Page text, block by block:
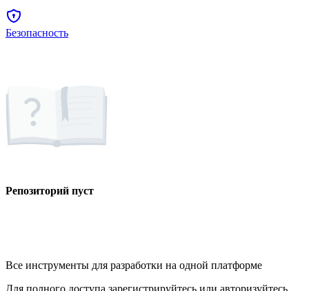
Безопасность
Репозиторий пуст
Все инструменты для разработки на одной платформе
Для полного доступа зарегистрируйтесь или авторизуйтесь